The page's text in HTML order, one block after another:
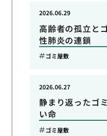
高齢者の孤立と
性肺炎の連鎖
2026.06.29
ゴミ屋敷
静まり返ったゴ
い命
2026.06.27
ゴミ屋敷